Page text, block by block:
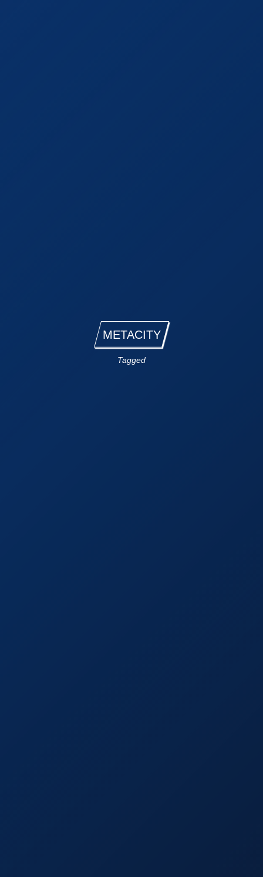
METACITY
Tagged